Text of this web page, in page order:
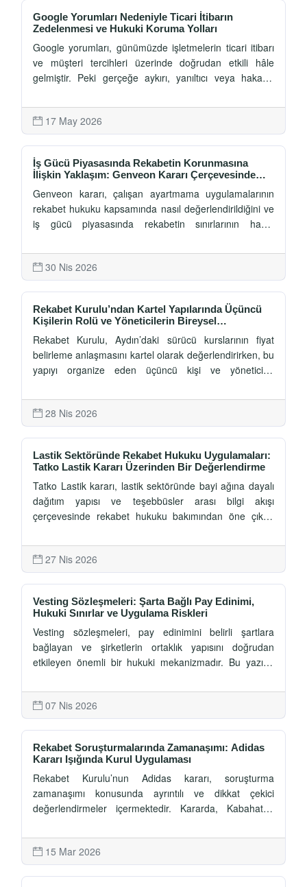
Google Yorumları Nedeniyle Ticari İtibarın
Zedelenmesi ve Hukuki Koruma Yolları
Google yorumları, günümüzde işletmelerin ticari itibarı
ve müşteri tercihleri üzerinde doğrudan etkili hâle
gelmiştir. Peki gerçeğe aykırı, yanıltıcı veya hakaret
oluşturur? Bu çalışmada; Google yorumları nedeniyle
ticari itibarın zedelenmesi meselesi, haksız rekabet
hükümleri, kişilik haklarının korunması, ifade özgürlüğü
değerlendirilmektedir.
17 May 2026
İş Gücü Piyasasında Rekabetin Korunmasına
İlişkin Yaklaşım: Genveon Kararı Çerçevesinde
Genveon kararı, çalışan ayartmama uygulamalarının
rekabet hukuku kapsamında nasıl değerlendirildiğini ve
iş gücü piyasasında rekabetin sınırlarının hangi
özellikle yan sınırlamalara ilişkin yaklaşım bakımından
dikkat çekmektedir.
30 Nis 2026
Rekabet Kurulu’ndan Kartel Yapılarında Üçüncü
Kişilerin Rolü ve Yöneticilerin Bireysel
Rekabet Kurulu, Aydın’daki sürücü kurslarının fiyat
belirleme anlaşmasını kartel olarak değerlendirirken, bu
yapıyı organize eden üçüncü kişi ve yöneticiler
28 Nis 2026
Lastik Sektöründe Rekabet Hukuku Uygulamaları:
Tatko Lastik Kararı Üzerinden Bir Değerlendirme
Tatko Lastik kararı, lastik sektöründe bayi ağına dayalı
dağıtım yapısı ve teşebbüsler arası bilgi akışı
çerçevesinde rekabet hukuku bakımından öne çıkan
27 Nis 2026
Vesting Sözleşmeleri: Şarta Bağlı Pay Edinimi,
Hukuki Sınırlar ve Uygulama Riskleri
Vesting sözleşmeleri, pay edinimini belirli şartlara
bağlayan ve şirketlerin ortaklık yapısını doğrudan
etkileyen önemli bir hukuki mekanizmadır. Bu yazıda
leaver ayrımı ve Türk hukuku bakımından doğurduğu
riskler detaylı şekilde ele alınmaktadır.
07 Nis 2026
Rekabet Soruşturmalarında Zamanaşımı: Adidas
Kararı Işığında Kurul Uygulaması
Rekabet Kurulu’nun Adidas kararı, soruşturma
zamanaşımı konusunda ayrıntılı ve dikkat çekici
değerlendirmeler içermektedir. Kararda, Kabahatler
yargıda geçen sürenin bu hesaba etkisi, Danıştay
içtihadı, Kurul uygulaması ve Hukuk Müşavirliği görüşü
birlikte ele alınmaktadır. Bu yazıda, Adidas kararı
15 Mar 2026